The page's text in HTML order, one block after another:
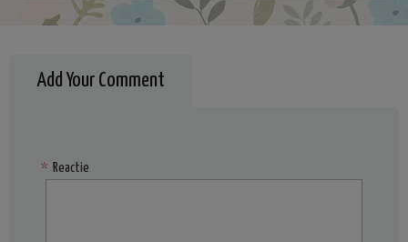
Add Your Comment
Reactie
*